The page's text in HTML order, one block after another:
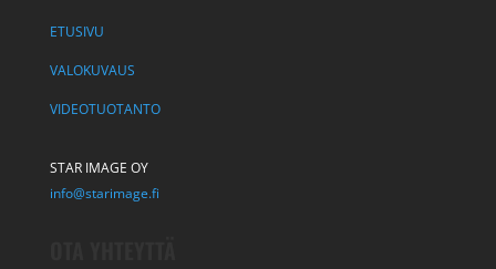
ETUSIVU
VALOKUVAUS
VIDEOTUOTANTO
STAR IMAGE OY
info@starimage.fi